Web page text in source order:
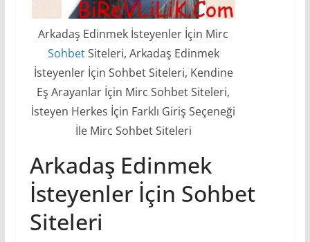
Arkadaş Edinmek İsteyenler İçin Mirc
SohbetSiteleri, Arkadaş Edinmek
İsteyenler İçin Sohbet Siteleri, Kendine
Eş Arayanlar İçin Mirc Sohbet Siteleri,
İsteyen Herkes İçin Farklı Giriş Seçeneği
İle Mirc Sohbet Siteleri
Arkadaş Edinmek
İsteyenler İçin Sohbet
Siteleri